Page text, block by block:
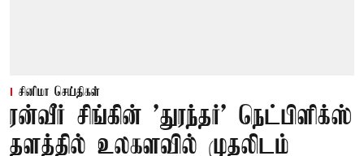
சினிமா செய்திகள்
ரன்வீர் சிங்கின் 'துரந்தர்' நெட்பிளிக்ஸ்
தளத்தில் உலகளவில் முதலிடம்